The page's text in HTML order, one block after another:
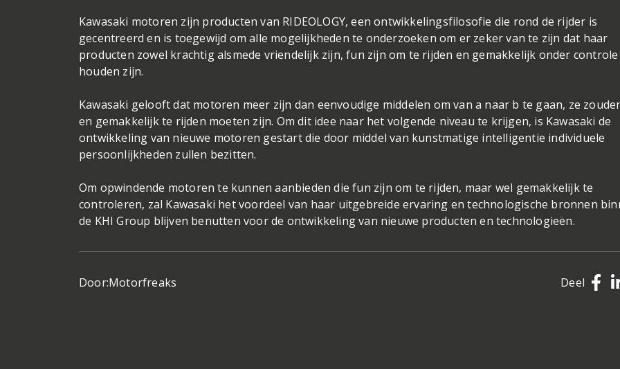
Kawasaki motoren zijn producten van RIDEOLOGY, een ontwikkelingsfilosofie die rond de rijder is
gecentreerd en is toegewijd om alle mogelijkheden te onderzoeken om er zeker van te zijn dat haar
producten zowel krachtig alsmede vriendelijk zijn, fun zijn om te rijden en gemakkelijk onder
houden zijn.
Kawasaki gelooft dat motoren meer zijn dan eenvoudige middelen om van a naar b te gaan, ze
en gemakkelijk te rijden moeten zijn. Om dit idee naar het volgende niveau te krijgen, is Kawasaki de
ontwikkeling van nieuwe motoren gestart die door middel van kunstmatige intelligentie individuele
persoonlijkheden zullen bezitten.
Om opwindende motoren te kunnen aanbieden die fun zijn om te rijden, maar wel gemakkelijk te
controleren, zal Kawasaki het voordeel van haar uitgebreide ervaring en technologische bronnen
de KHI Group blijven benutten voor de ontwikkeling van nieuwe producten en technologieën.
Door:Motorfreaks Deel